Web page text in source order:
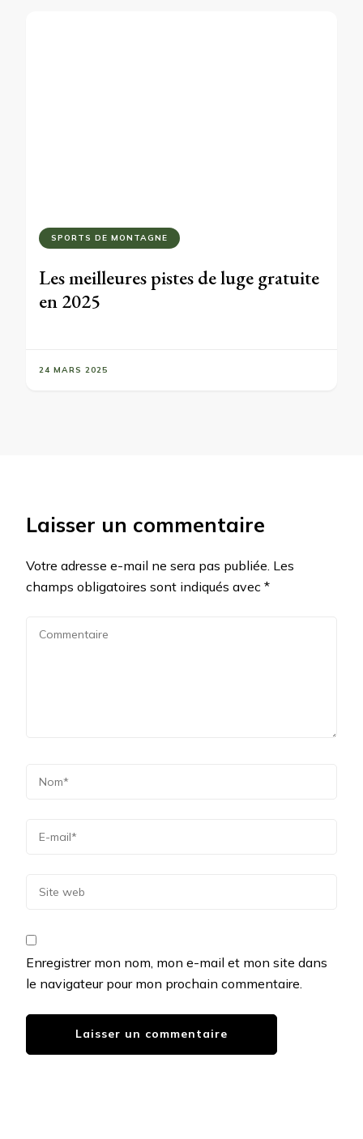
SPORTS DE MONTAGNE
Les meilleures pistes de luge gratuite
en 2025
24 MARS 2025
Laisser un commentaire
Votre adresse e-mail ne sera pas publiée. Les
champs obligatoires sont indiqués avec *
Enregistrer mon nom, mon e-mail et mon site dans
le navigateur pour mon prochain commentaire.